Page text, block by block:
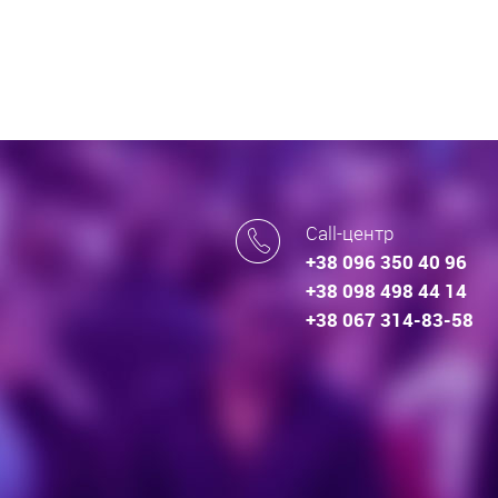
Call-центр
+38 096 350 40 96
+38 098 498 44 14
+38 067 314-83-58